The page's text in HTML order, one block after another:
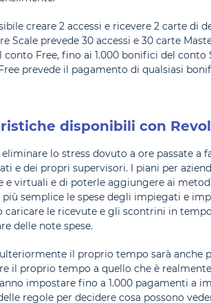
creare 2 accessi e ricevere 2 carte di
Scale prevede 30 accessi e 30 carte
Free, fino ai 1.000 bonifici del conto
prevede il pagamento di qualsiasi
disponibili con
lo stress dovuto a ore passate a
e dei propri supervisori. I piani per
virtuali e di poterle aggiungere ai
semplice le spese degli impiegati e
le ricevute e gli scontrini in tempo
delle note spese.
il proprio tempo sarà anche
il proprio tempo a quello che è
impostare fino a 1.000 pagamenti a
regole per decidere cosa possono